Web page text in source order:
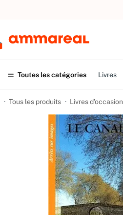
Toutes les catégories Livres
Tous les produits Livres d’occasion